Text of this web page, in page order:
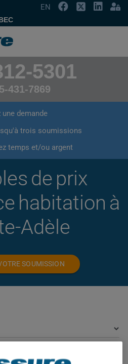
EN
5301
431-7869
demande
trois soumissions
temps et/ou argent
de prix
habitation à
Adèle
SOUMISSION